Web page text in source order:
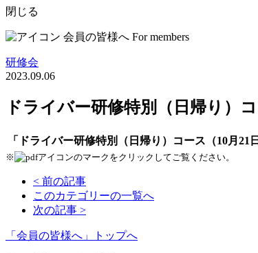
閉じる
会員の皆様へ For members
研修会
2023.09.06
ドライバー研修特別（日帰り）
「ドライバー研修特別（日帰り）コース（10月21
※ のマークをクリックしてご覧ください。
< 前の記事
このカテゴリーの一覧へ
次の記事 >
「会員の皆様へ」トップへ